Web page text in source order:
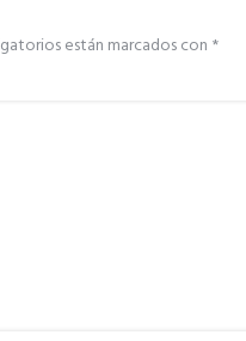
están marcados con *